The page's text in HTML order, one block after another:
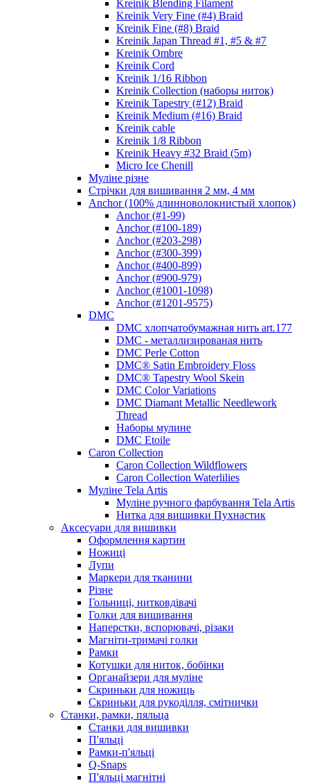
Kreinik Blending Filament
Kreinik Very Fine (#4) Braid
Kreinik Fine (#8) Braid
Kreinik Japan Thread #1, #5 & #7
Kreinik Ombre
Kreinik Cord
Kreinik 1/16 Ribbon
Kreinik Collection (наборы ниток)
Kreinik Tapestry (#12) Braid
Kreinik Medium (#16) Braid
Kreinik cable
Kreinik 1/8 Ribbon
Kreinik Heavy #32 Braid (5m)
Micro Ice Chenill
Муліне різне
Стрічки для вишивання 2 мм, 4 мм
Anchor (100% длинноволокнистый хлопок)
Anchor (#1-99)
Anchor (#100-189)
Anchor (#203-298)
Anchor (#300-399)
Anchor (#400-899)
Anchor (#900-979)
Anchor (#1001-1098)
Anchor (#1201-9575)
DMC
DMC хлопчатобумажная нить art.177
DMC - металлизированая нить
DMC Perle Cotton
DMC® Satin Embroidery Floss
DMC® Tapestry Wool Skein
DMC Color Variations
DMC Diamant Metallic Needlework
Thread
Наборы мулине
DMC Etoile
Caron Collection
Caron Collection Wildflowers
Caron Collection Waterlilies
Муліне Tela Artis
Муліне ручного фарбування Tela Artis
Нитка для вишивки Пухнастик
Аксесуари для вишивки
Оформлення картин
Ножиці
Лупи
Маркери для тканини
Різне
Гольниці, нитковдівачі
Голки для вишивання
Наперстки, вспорювачі, різаки
Магніти-тримачі голки
Рамки
Котушки для ниток, бобінки
Органайзери для муліне
Скриньки для ножиць
Скриньки для рукоділля, смітнички
Станки, рамки, пяльца
Станки для вишивки
П'яльці
Рамки-п'яльці
Q-Snaps
П'яльці магнітні